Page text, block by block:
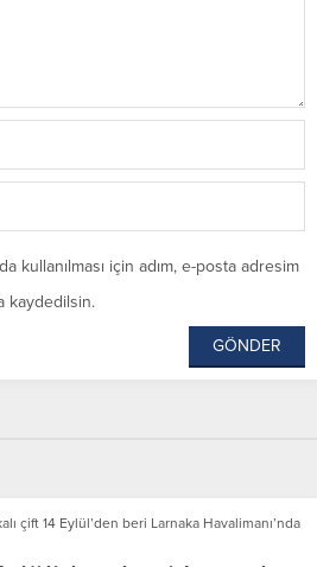
kullanılması için adım, e-posta adresim
kaydedilsin.
çift 14 Eylül’den beri Larnaka Havalimanı’nda